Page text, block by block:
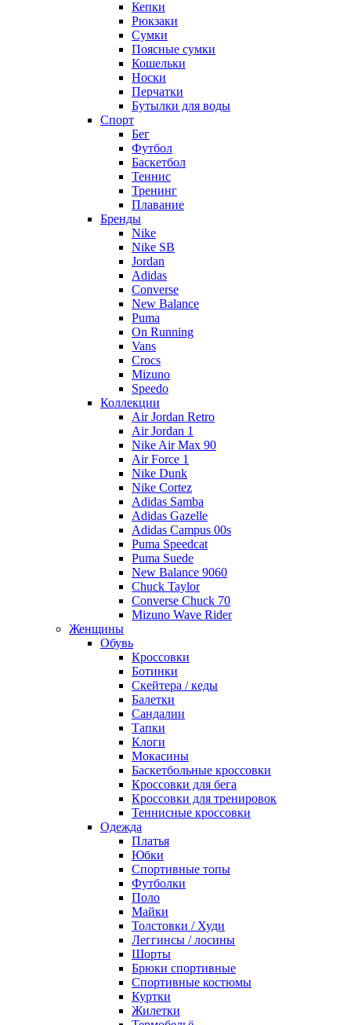
Кепки
Рюкзаки
Сумки
Поясные сумки
Кошельки
Носки
Перчатки
Бутылки для воды
Спорт
Бег
Футбол
Баскетбол
Теннис
Тренинг
Плавание
Бренды
Nike
Nike SB
Jordan
Adidas
Converse
New Balance
Puma
On Running
Vans
Crocs
Mizuno
Speedo
Коллекции
Air Jordan Retro
Air Jordan 1
Nike Air Max 90
Air Force 1
Nike Dunk
Nike Cortez
Adidas Samba
Adidas Gazelle
Adidas Campus 00s
Puma Speedcat
Puma Suede
New Balance 9060
Chuck Taylor
Converse Chuck 70
Mizuno Wave Rider
Женщины
Обувь
Кроссовки
Ботинки
Скейтера / кеды
Балетки
Сандалии
Тапки
Клоги
Мокасины
Баскетбольные кроссовки
Кроссовки для бега
Кроссовки для тренировок
Теннисные кроссовки
Одежда
Платья
Юбки
Спортивные топы
Футболки
Поло
Майки
Толстовки / Худи
Леггинсы / лосины
Шорты
Брюки спортивные
Спортивные костюмы
Куртки
Жилетки